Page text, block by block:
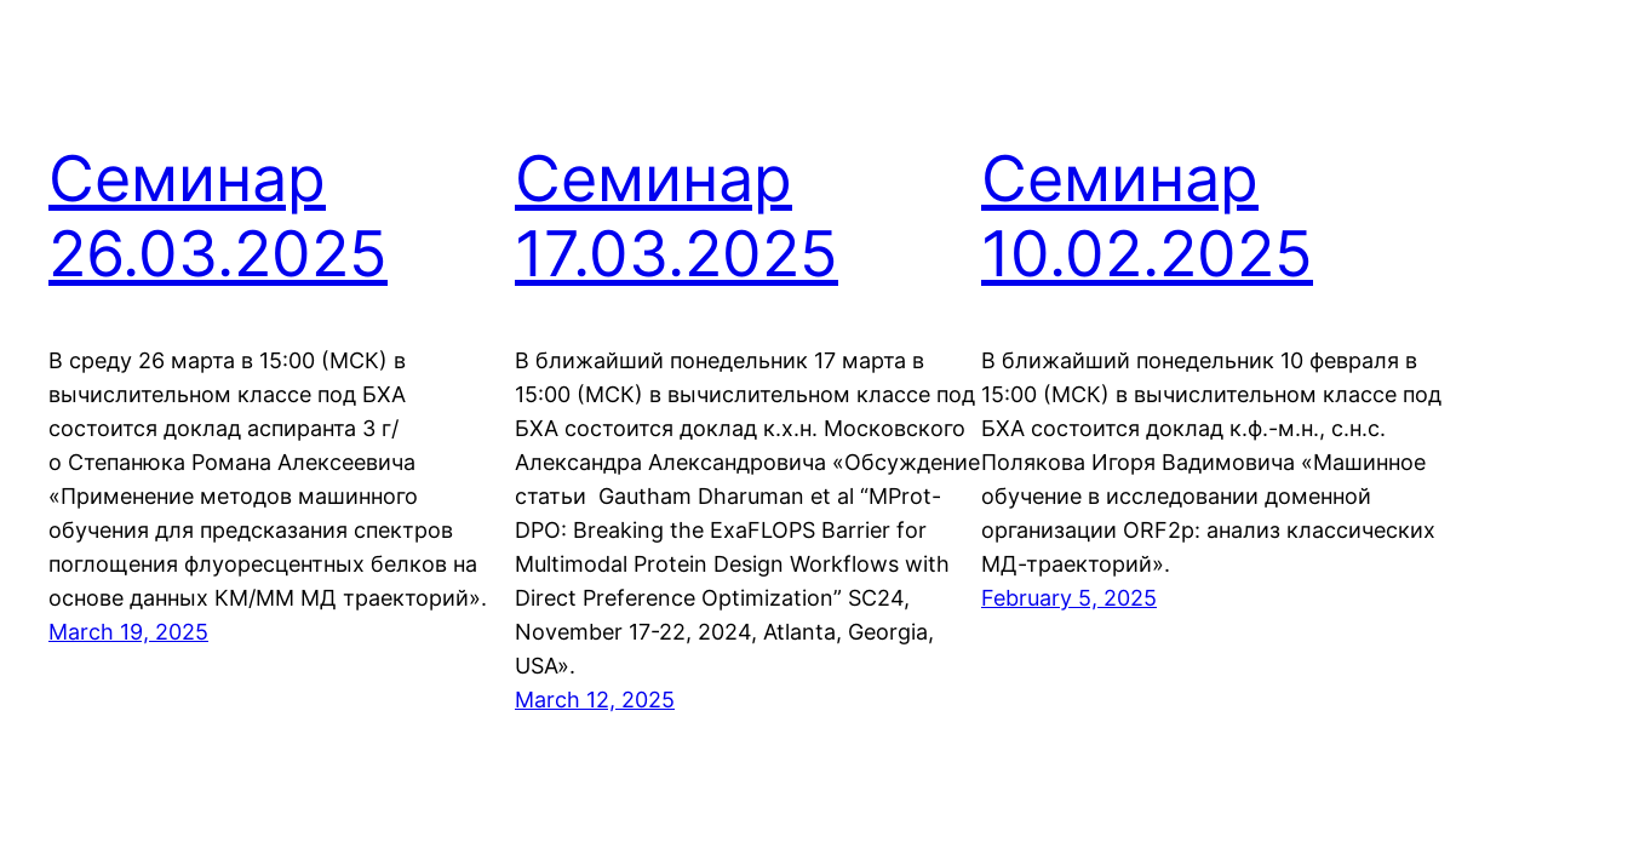
Семинар
26.03.2025
В среду 26 марта в 15:00 (МСК) в
вычислительном классе под БХА
состоится доклад аспиранта 3 г/
о Степанюка Романа Алексеевича
«Применение методов машинного
обучения для предсказания спектров
поглощения флуоресцентных белков на
основе данных КМ/ММ МД траекторий».
March 19, 2025
Семинар
17.03.2025
В ближайший понедельник 17 марта в
15:00 (МСК) в вычислительном классе под
БХА состоится доклад к.х.н. Московского
Александра Александровича «Обсуждение
статьи Gautham Dharuman et al “MProt-
DPO: Breaking the ExaFLOPS Barrier for
Multimodal Protein Design Workflows with
Direct Preference Optimization” SC24,
November 17-22, 2024, Atlanta, Georgia,
USA».
March 12, 2025
Семинар
10.02.2025
В ближайший понедельник 10 февраля в
15:00 (МСК) в вычислительном классе под
БХА состоится доклад к.ф.-м.н., с.н.с.
Полякова Игоря Вадимовича «Машинное
обучение в исследовании доменной
организации ОRF2р: анализ классических
МД-траекторий».
February 5, 2025